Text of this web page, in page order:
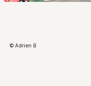
© Adrien B